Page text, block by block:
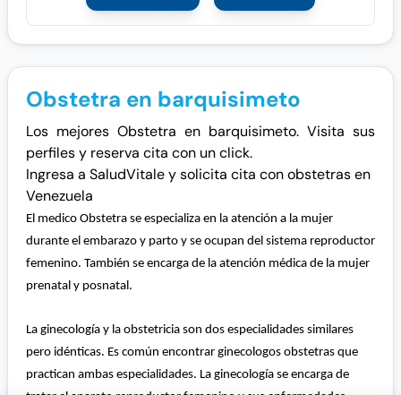
Obstetra en barquisimeto
Los mejores Obstetra en barquisimeto. Visita sus
perfiles y reserva cita con un click.
Ingresa a SaludVitale y solicita cita con obstetras en
Venezuela
El medico Obstetra se especializa en la atención a la mujer
durante el embarazo y parto y se ocupan del sistema reproductor
femenino. También se encarga de la atención médica de la mujer
prenatal y posnatal.
La ginecología y la obstetricia son dos especialidades similares
pero idénticas. Es común encontrar ginecologos obstetras que
practican ambas especialidades. La ginecología se encarga de